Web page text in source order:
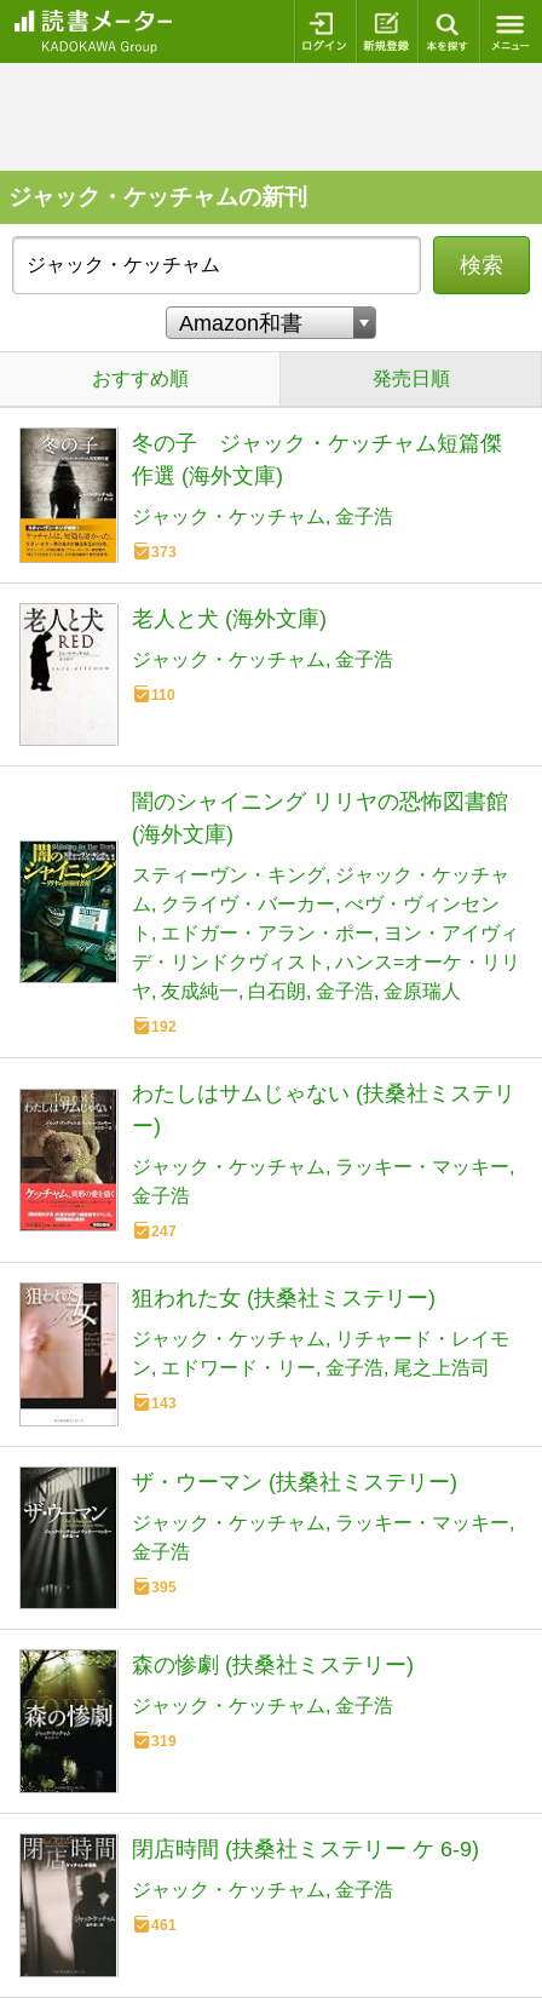
ログイン 新規登録
ジャック・ケッチャムの新刊
検索
おすすめ順 発売日順
冬の子 ジャック・ケッチャム短篇傑
作選 (海外文庫)
ジャック・ケッチャム 金子浩
373
老人と犬 (海外文庫)
ジャック・ケッチャム 金子浩
110
闇のシャイニング リリヤの恐怖図書館
(海外文庫)
スティーヴン・キング ジャック・ケッチャ
ム
クライヴ・バーカー べヴ・ヴィンセン
ト
エドガー・アラン・ポー
ヨン・アイヴィ
デ・リンドクヴィスト
ハンス=オーケ・リリ
ヤ 友成純一 白石朗 金子浩 金原瑞人
192
わたしはサムじゃない (扶桑社ミステリ
ー)
ジャック・ケッチャム
ラッキー・マッキー
金子浩
247
狙われた女 (扶桑社ミステリー)
ジャック・ケッチャム
リチャード・レイモ
ン エドワード・リー 金子浩 尾之上浩司
143
ザ・ウーマン (扶桑社ミステリー)
ジャック・ケッチャム
ラッキー・マッキー
金子浩
395
森の惨劇 (扶桑社ミステリー)
ジャック・ケッチャム 金子浩
319
閉店時間 (扶桑社ミステリー ケ 6-9)
ジャック・ケッチャム 金子浩
461